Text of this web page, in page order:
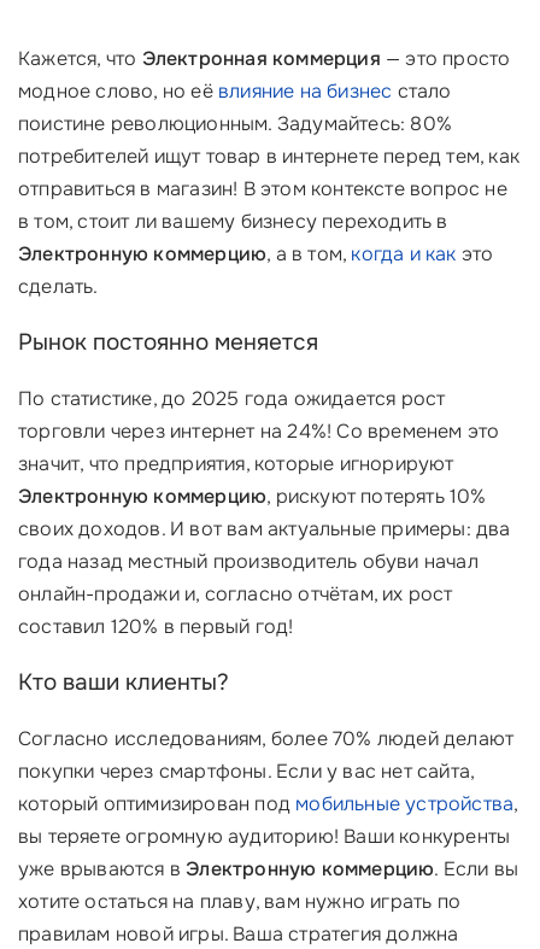
Кажется, что Электронная коммерция — это просто
модное слово, но её влияние на бизнес стало
поистине революционным. Задумайтесь: 80%
потребителей ищут товар в интернете перед тем, как
отправиться в магазин! В этом контексте вопрос не
в том, стоит ли вашему бизнесу переходить в
Электронную коммерцию, а в том, когда и как это
сделать.
Рынок постоянно меняется
По статистике, до 2025 года ожидается рост
торговли через интернет на 24%! Со временем это
значит, что предприятия, которые игнорируют
Электронную коммерцию, рискуют потерять 10%
своих доходов. И вот вам актуальные примеры: два
года назад местный производитель обуви начал
онлайн-продажи и, согласно отчётам, их рост
составил 120% в первый год!
Кто ваши клиенты?
Согласно исследованиям, более 70% людей делают
покупки через смартфоны. Если у вас нет сайта,
который оптимизирован под мобильные устройства,
вы теряете огромную аудиторию! Ваши конкуренты
уже врываются в Электронную коммерцию. Если вы
хотите остаться на плаву, вам нужно играть по
правилам новой игры. Ваша стратегия должна